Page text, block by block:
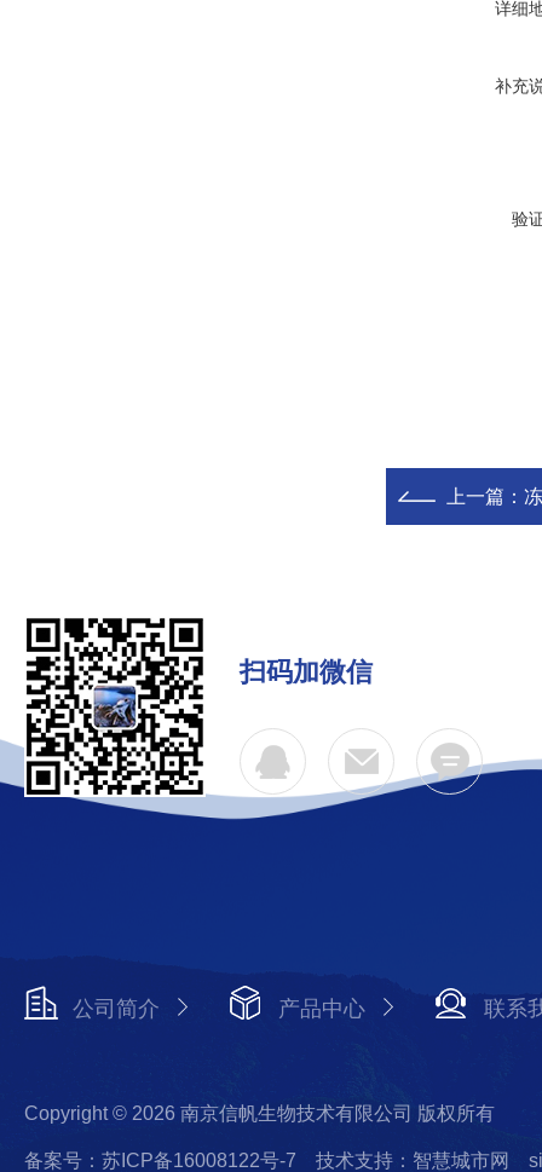
详细
补充
验
上一篇：
扫码加微信
公司简介 产品中心 联系
Copyright © 2026 南京信帆生物技术有限公司 版权所有
备案号：苏ICP备16008122号-7 技术支持：智慧城市网